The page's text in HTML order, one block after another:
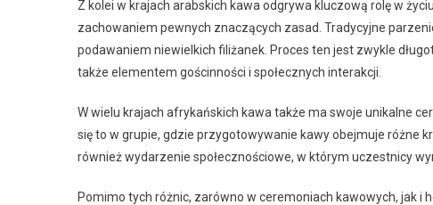
Z kolei w krajach arabskich kawa odgrywa kluczową rolę w
zachowaniem pewnych znaczących zasad. Tradycyjne
podawaniem niewielkich filiżanek. Proces ten jest zwykle
także elementem gościnności i społecznych interakcji.
W wielu krajach afrykańskich kawa także ma swoje unikalne
się to w grupie, gdzie przygotowywanie kawy obejmuje różne
również wydarzenie społecznościowe, w którym uczestnicy
Pomimo tych różnic, zarówno w ceremoniach kawowych, jak